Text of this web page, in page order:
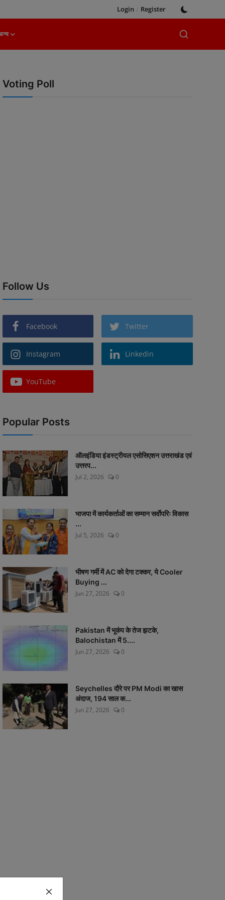
Login / Register
Voting Poll
Follow Us
Facebook Twitter
Instagram Linkedin
YouTube
Popular Posts
ऑलइंडिया इंडस्ट्रीयल एसोसिएशन उत्तराखंड एवं
उत्तरप...
Jul 2, 2026
0
भाजपा में कार्यकर्ताओं का सम्मान सर्वाेपरिः विकास
...
Jul 5, 2026
0
भीषण गर्मी में AC को देगा टक्कर, ये Cooler
Buying ...
Jun 27, 2026
0
Pakistan में भूकंप के तेज झटके,
Balochistan में 5....
Jun 27, 2026
0
Seychelles दौरे पर PM Modi का खास
अंदाज, 194 साल क...
Jun 27, 2026
0